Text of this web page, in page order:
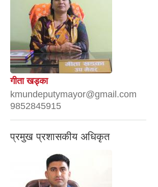
गीता खड्का
kmundeputymayor@gmail.com
9852845915
प्रमुख प्रशासकीय अधिकृत